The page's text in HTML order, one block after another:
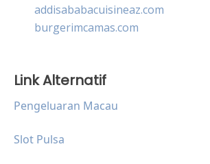
addisababacuisineaz.com
burgerimcamas.com
Link Alternatif
Pengeluaran Macau
Slot Pulsa